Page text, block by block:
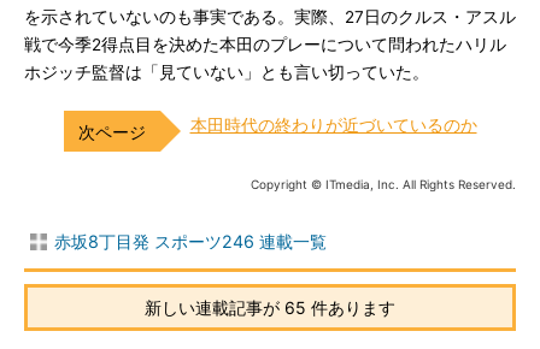
を示されていないのも事実である。実際、27日のクルス・アスル
戦で今季2得点目を決めた本田のプレーについて問われたハリル
ホジッチ監督は「見ていない」とも言い切っていた。
本田時代の終わりが近づいているのか
Copyright © ITmedia, Inc. All Rights Reserved.
赤坂8丁目発 スポーツ246 連載一覧
新しい連載記事が 65 件あります